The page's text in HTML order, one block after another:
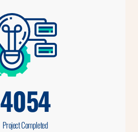
Project Completed
4054